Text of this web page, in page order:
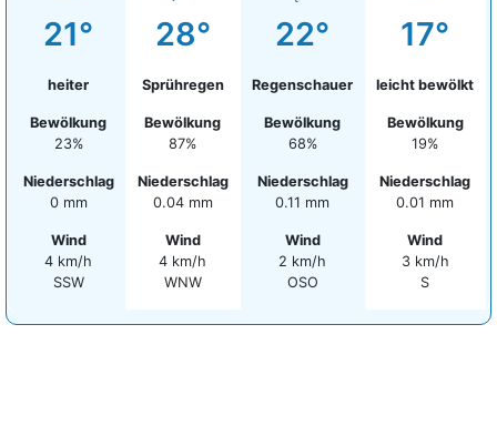
21°
heiter
Bewölkung
23%
Niederschlag
0 mm
Wind
4 km/h
SSW
28°
Sprühregen
Bewölkung
87%
Niederschlag
0.04 mm
Wind
4 km/h
WNW
22°
Regenschauer
Bewölkung
68%
Niederschlag
0.11 mm
Wind
2 km/h
OSO
17°
leicht bewölkt
Bewölkung
19%
Niederschlag
0.01 mm
Wind
3 km/h
S